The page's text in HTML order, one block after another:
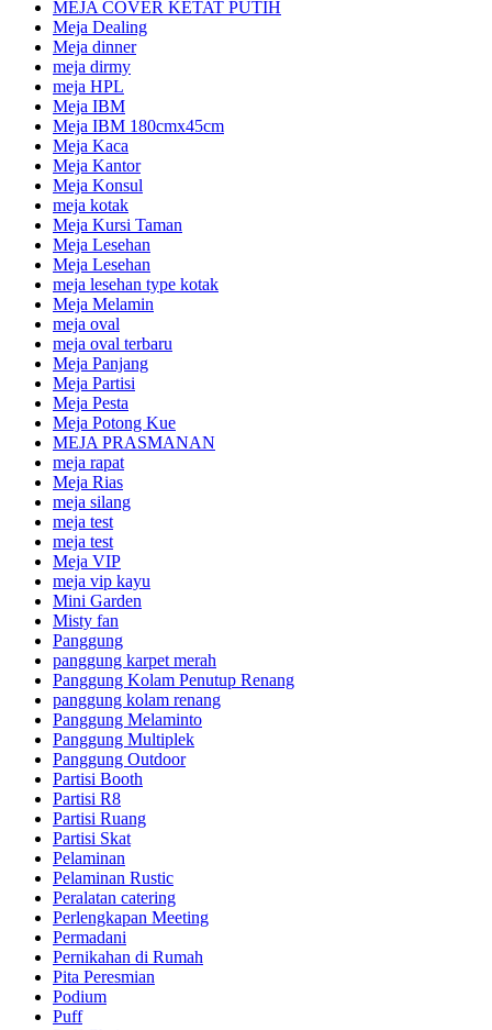
MEJA COVER KETAT PUTIH
Meja Dealing
Meja dinner
meja dirmy
meja HPL
Meja IBM
Meja IBM 180cmx45cm
Meja Kaca
Meja Kantor
Meja Konsul
meja kotak
Meja Kursi Taman
Meja Lesehan
Meja Lesehan
meja lesehan type kotak
Meja Melamin
meja oval
meja oval terbaru
Meja Panjang
Meja Partisi
Meja Pesta
Meja Potong Kue
MEJA PRASMANAN
meja rapat
Meja Rias
meja silang
meja test
meja test
Meja VIP
meja vip kayu
Mini Garden
Misty fan
Panggung
panggung karpet merah
Panggung Kolam Penutup Renang
panggung kolam renang
Panggung Melaminto
Panggung Multiplek
Panggung Outdoor
Partisi Booth
Partisi R8
Partisi Ruang
Partisi Skat
Pelaminan
Pelaminan Rustic
Peralatan catering
Perlengkapan Meeting
Permadani
Pernikahan di Rumah
Pita Peresmian
Podium
Puff